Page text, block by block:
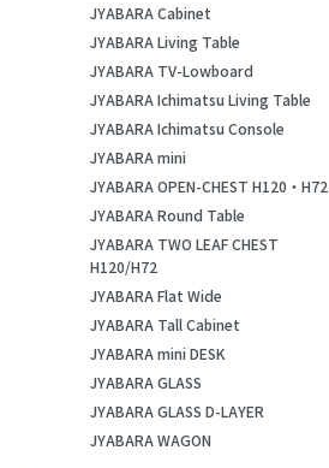
JYABARA Cabinet
JYABARA Living Table
JYABARA TV-Lowboard
JYABARA Ichimatsu Living Table
JYABARA Ichimatsu Console
JYABARA mini
JYABARA OPEN-CHEST H120・H72
JYABARA Round Table
JYABARA TWO LEAF CHEST
H120/H72
JYABARA Flat Wide
JYABARA Tall Cabinet
JYABARA mini DESK
JYABARA GLASS
JYABARA GLASS D-LAYER
JYABARA WAGON